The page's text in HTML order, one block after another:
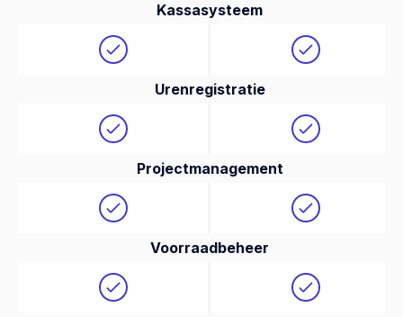
Kassasysteem
Urenregistratie
Projectmanagement
Voorraadbeheer